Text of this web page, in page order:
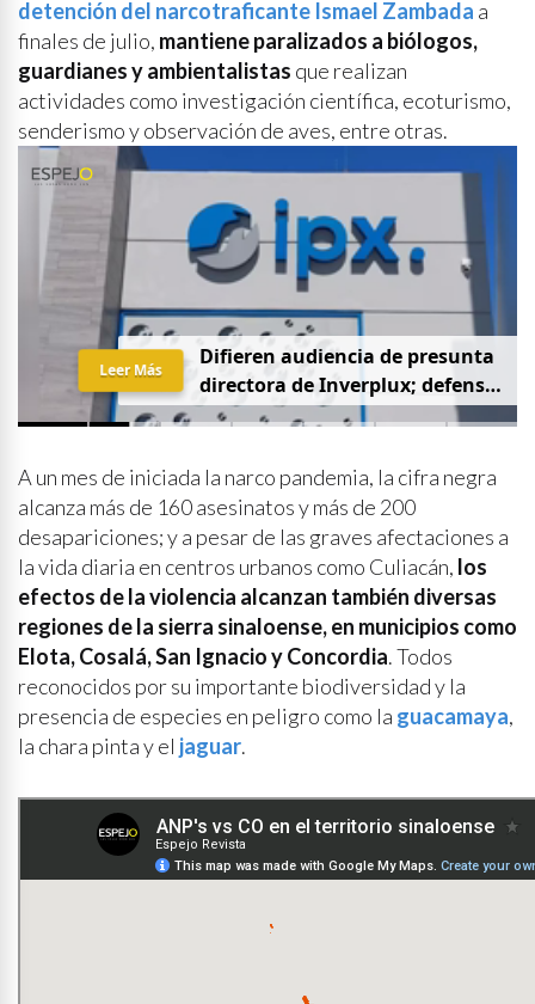
detención del narcotraficante Ismael Zambada a
finales de julio, mantiene paralizados a biólogos,
guardianes y ambientalistas que realizan
actividades como investigación científica, ecoturismo,
senderismo y observación de aves, entre otras.
Difieren audiencia de presunta
directora deInverplux; defensa
pidequeseaprivadaysin
Leer Más
A un mes de iniciada la narco pandemia, la cifra negra
alcanza más de 160 asesinatos y más de 200
desapariciones; y a pesar de las graves afectaciones a
la vida diaria en centros urbanos como Culiacán, los
efectos de la violencia alcanzan también diversas
regiones de la sierra sinaloense, en municipios como
Elota, Cosalá, San Ignacio y Concordia. Todos
reconocidos por su importante biodiversidad y la
presencia de especies en peligro como la guacamaya,
la chara pinta y el jaguar.